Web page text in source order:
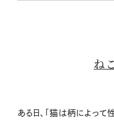
ね
ある日、「猫は柄によっ